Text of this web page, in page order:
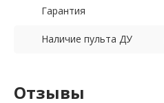
Гарантия
Наличие пульта ДУ
Отзывы